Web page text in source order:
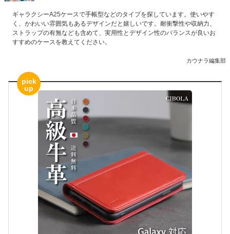
ギャラクシーA25ケースで手帳型などのタイプを探しています。使いやす
く、かわいい雰囲気もあるデザインだと嬉しいです。耐衝撃性や収納力、
ストラップの有無なども含めて、実用性とデザイン性のバランスが良いお
すすめのケースを教えてください。
カウナラ編集部
pick
up